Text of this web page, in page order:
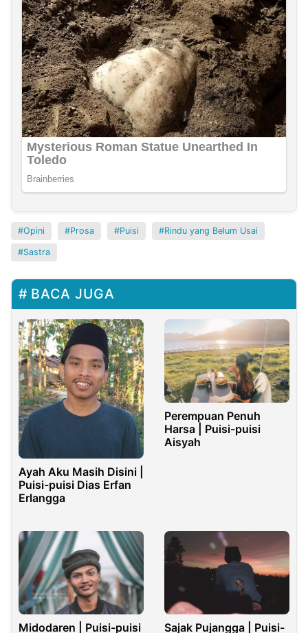
Opini Prosa Puisi Rindu yang Belum Usai
Sastra
BACA JUGA
Ayah Aku Masih Disini |
Puisi-puisi Dias Erfan
Erlangga
Perempuan Penuh
Harsa | Puisi-puisi
Aisyah
Midodaren | Puisi-puisi Sajak Pujangga | Puisi-